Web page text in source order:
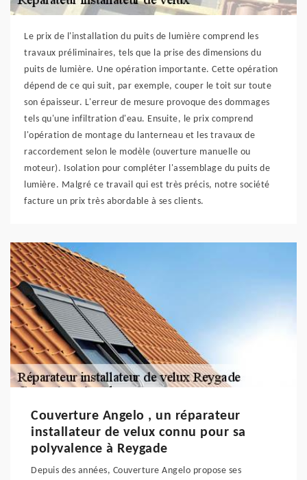
Le prix de l'installation du puits de lumière comprend les
travaux préliminaires, tels que la prise des dimensions du
puits de lumière. Une opération importante. Cette opération
dépend de ce qui suit, par exemple, couper le toit sur toute
son épaisseur. L'erreur de mesure provoque des dommages
tels qu'une infiltration d'eau. Ensuite, le prix comprend
l'opération de montage du lanterneau et les travaux de
raccordement selon le modèle (ouverture manuelle ou
moteur). Isolation pour compléter l'assemblage du puits de
lumière. Malgré ce travail qui est très précis, notre société
facture un prix très abordable à ses clients.
Couverture Angelo , un réparateur
installateur de velux connu pour sa
polyvalence à Reygade
Depuis des années, Couverture Angelo propose ses